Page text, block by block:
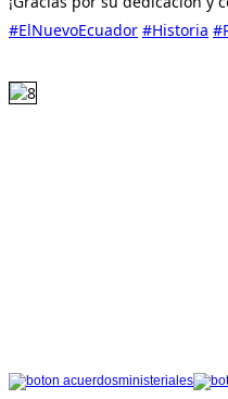
#ElNuevoEcuador #Historia